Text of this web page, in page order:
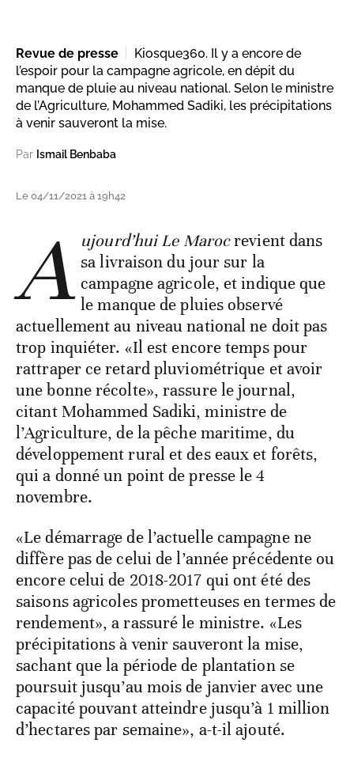
Revue de presse
Kiosque360. Il y a encore de
l’espoir pour la campagne agricole, en dépit du
manque de pluie au niveau national. Selon le ministre
de l’Agriculture, Mohammed Sadiki, les précipitations
à venir sauveront la mise.
Par Ismail Benbaba
Le 04/11/2021 à 19h42
A ujourd’hui Le Marocrevient dans
sa livraison du jour sur la
campagne agricole, et indique que
le manque de pluies observé
actuellement au niveau national ne doit pas
trop inquiéter. «Il est encore temps pour
rattraper ce retard pluviométrique et avoir
une bonne récolte», rassure le journal,
citant Mohammed Sadiki, ministre de
l’Agriculture, de la pêche maritime, du
développement rural et des eaux et forêts,
qui a donné un point de presse le 4
novembre.
«Le démarrage de l’actuelle campagne ne
diffère pas de celui de l’année précédente ou
encore celui de 2018-2017 qui ont été des
saisons agricoles prometteuses en termes de
rendement», a rassuré le ministre. «Les
précipitations à venir sauveront la mise,
sachant que la période de plantation se
poursuit jusqu’au mois de janvier avec une
capacité pouvant atteindre jusqu’à 1 million
d’hectares par semaine», a-t-il ajouté.